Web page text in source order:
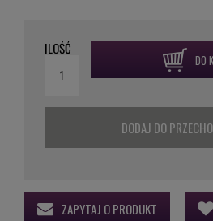
ILOŚĆ
DO
DODAJ DO
ZAPYTAJ O PRODUKT